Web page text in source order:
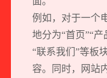
例如，对于一个
地分为“首页”“产
“联系我们”等板
容。同时，网站